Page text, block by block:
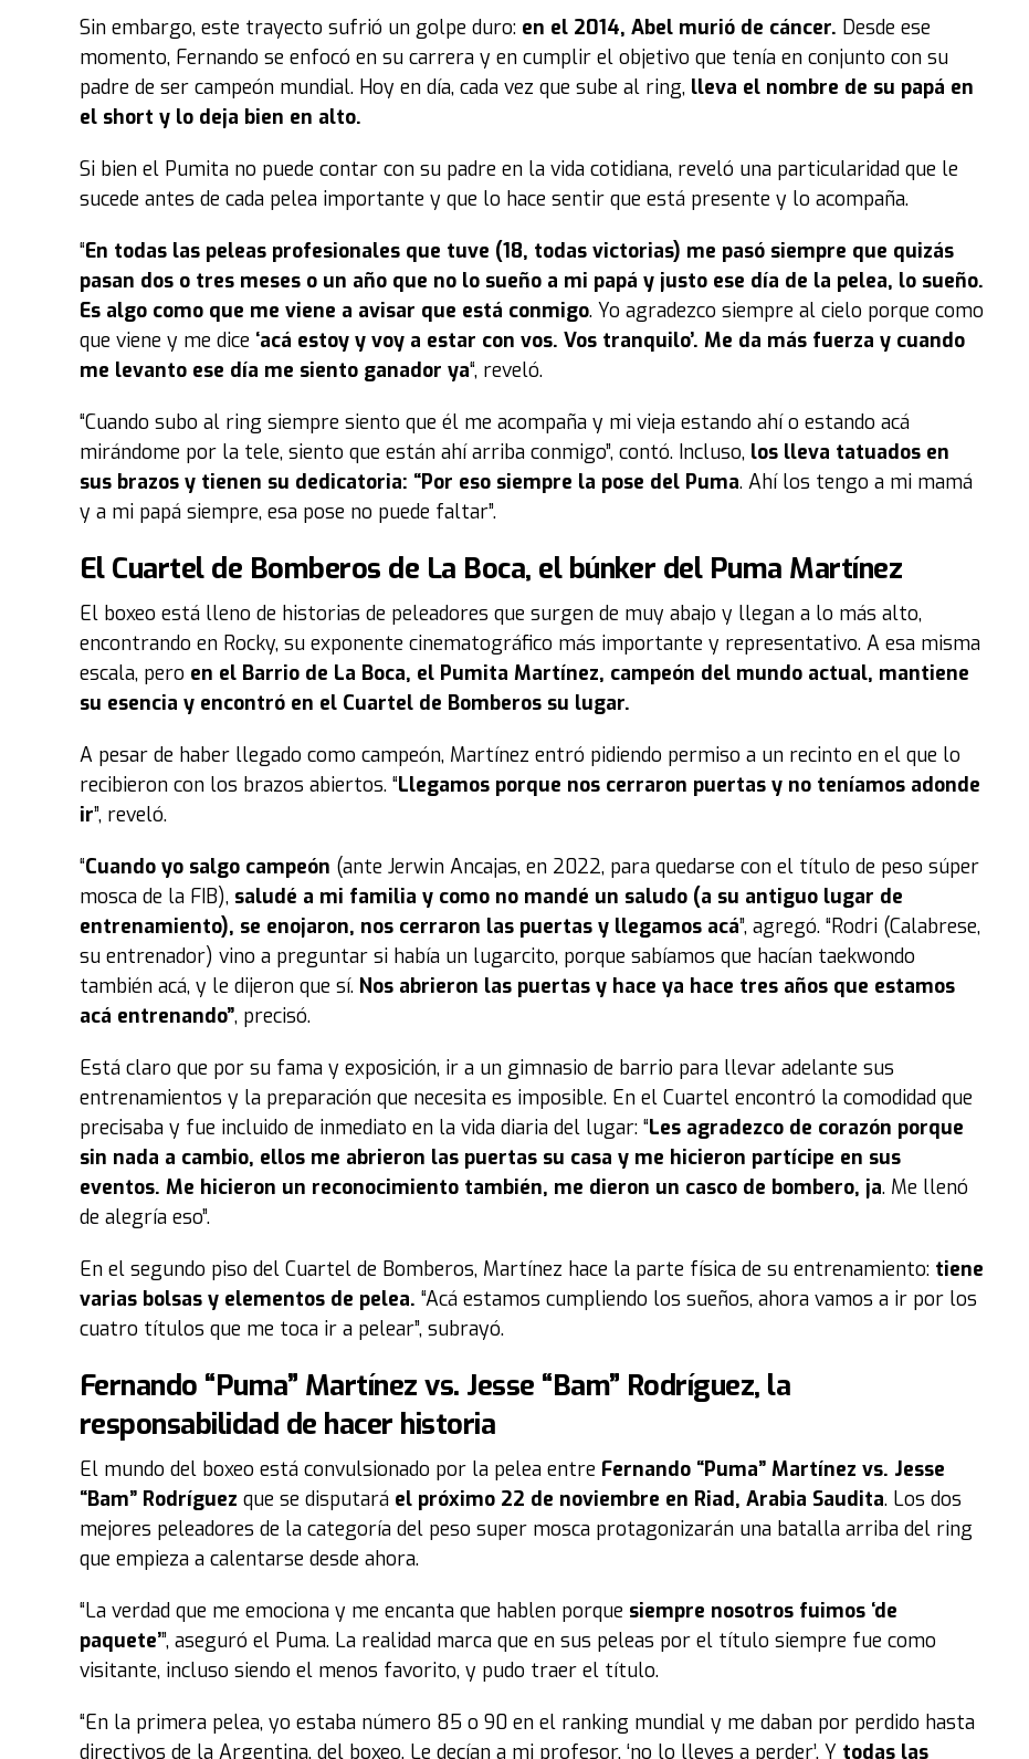
Sin embargo, este trayecto sufrió un golpe duro: en el 2014, Abel murió de cáncer. Desde ese
momento, Fernando se enfocó en su carrera y en cumplir el objetivo que tenía en conjunto con su
padre de ser campeón mundial. Hoy en día, cada vez que sube al ring, lleva el nombre de su papá en
el short y lo deja bien en alto.
Si bien el Pumita no puede contar con su padre en la vida cotidiana, reveló una particularidad que le
sucede antes de cada pelea importante y que lo hace sentir que está presente y lo acompaña.
“En todas las peleas profesionales que tuve (18, todas victorias) me pasó siempre que quizás
pasan dos o tres meses o un año que no lo sueño a mi papá y justo ese día de la pelea, lo sueño.
Es algo como que me viene a avisar que está conmigo. Yo agradezco siempre al cielo porque como
que viene y me dice ‘acá estoy y voy a estar con vos. Vos tranquilo’. Me da más fuerza y cuando
me levanto ese día me siento ganador ya“, reveló.
“Cuando subo al ring siempre siento que él me acompaña y mi vieja estando ahí o estando acá
mirándome por la tele, siento que están ahí arriba conmigo”, contó. Incluso, los lleva tatuados en
sus brazos y tienen su dedicatoria: “Por eso siempre la pose del Puma. Ahí los tengo a mi mamá
y a mi papá siempre, esa pose no puede faltar”.
El Cuartel de Bomberos de La Boca, el búnker del Puma Martínez
El boxeo está lleno de historias de peleadores que surgen de muy abajo y llegan a lo más alto,
encontrando en Rocky, su exponente cinematográfico más importante y representativo. A esa misma
escala, pero en el Barrio de La Boca, el Pumita Martínez, campeón del mundo actual, mantiene
su esencia y encontró en el Cuartel de Bomberos su lugar.
A pesar de haber llegado como campeón, Martínez entró pidiendo permiso a un recinto en el que lo
recibieron con los brazos abiertos. “Llegamos porque nos cerraron puertas y no teníamos adonde
ir”, reveló.
“Cuando yo salgo campeón (ante Jerwin Ancajas, en 2022, para quedarse con el título de peso súper
mosca de la FIB), saludé a mi familia y como no mandé un saludo (a su antiguo lugar de
entrenamiento), se enojaron, nos cerraron las puertas y llegamos acá”, agregó. “Rodri (Calabrese,
su entrenador) vino a preguntar si había un lugarcito, porque sabíamos que hacían taekwondo
también acá, y le dijeron que sí. Nos abrieron las puertas y hace ya hace tres años que estamos
acá entrenando”, precisó.
Está claro que por su fama y exposición, ir a un gimnasio de barrio para llevar adelante sus
entrenamientos y la preparación que necesita es imposible. En el Cuartel encontró la comodidad que
precisaba y fue incluido de inmediato en la vida diaria del lugar: “Les agradezco de corazón porque
sin nada a cambio, ellos me abrieron las puertas su casa y me hicieron partícipe en sus
eventos. Me hicieron un reconocimiento también, me dieron un casco de bombero, ja. Me llenó
de alegría eso”.
En el segundo piso del Cuartel de Bomberos, Martínez hace la parte física de su entrenamiento: tiene
varias bolsas y elementos de pelea. “Acá estamos cumpliendo los sueños, ahora vamos a ir por los
cuatro títulos que me toca ir a pelear”, subrayó.
Fernando “Puma” Martínez vs. Jesse “Bam” Rodríguez, la
responsabilidad de hacer historia
El mundo del boxeo está convulsionado por la pelea entre Fernando “Puma” Martínez vs. Jesse
“Bam” Rodríguez que se disputará el próximo 22 de noviembre en Riad, Arabia Saudita. Los dos
mejores peleadores de la categoría del peso super mosca protagonizarán una batalla arriba del ring
que empieza a calentarse desde ahora.
“La verdad que me emociona y me encanta que hablen porque siempre nosotros fuimos ‘de
paquete’”, aseguró el Puma. La realidad marca que en sus peleas por el título siempre fue como
visitante, incluso siendo el menos favorito, y pudo traer el título.
“En la primera pelea, yo estaba número 85 o 90 en el ranking mundial y me daban por perdido hasta
directivos de la Argentina, del boxeo. Le decían a mi profesor, ‘no lo lleves a perder’. Y todas las